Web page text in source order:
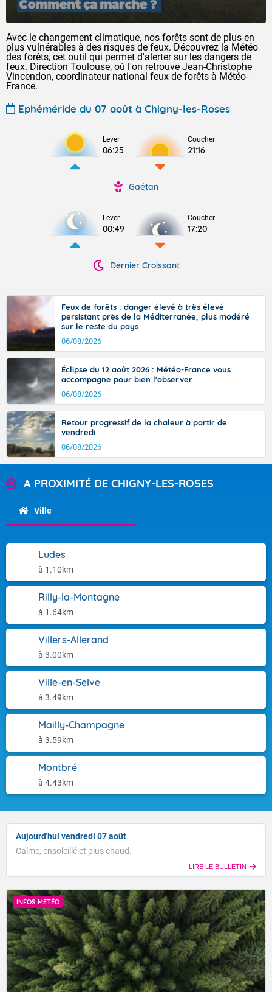
Avec le changement climatique, nos forêts sont de plus en
plus vulnérables à des risques de feux. Découvrez la Météo
des forêts, cet outil qui permet d'alerter sur les dangers de
feux. Direction Toulouse, où l'on retrouve Jean-Christophe
Vincendon, coordinateur national feux de forêts à Météo-
France.
Ephéméride du 07 août à Chigny-les-Roses
Lever
06:25
Coucher
21:16
Gaétan
Lever
00:49
Coucher
17:20
Dernier Croissant
Feux de forêts : danger élevé à très élevé
persistant près de la Méditerranée, plus modéré
sur le reste du pays
06/08/2026
Éclipse du 12 août 2026 : Météo-France vous
accompagne pour bien l'observer
06/08/2026
Retour progressif de la chaleur à partir de
vendredi
06/08/2026
A PROXIMITÉ DE CHIGNY-LES-ROSES
Ville
Ludes
à 1.10km
Rilly-la-Montagne
à 1.64km
Villers-Allerand
à 3.00km
Ville-en-Selve
à 3.49km
Mailly-Champagne
à 3.59km
Montbré
à 4.43km
Aujourd'hui vendredi 07 août
Calme, ensoleillé et plus chaud.
LIRE LE BULLETIN
INFOS MÉTÉO